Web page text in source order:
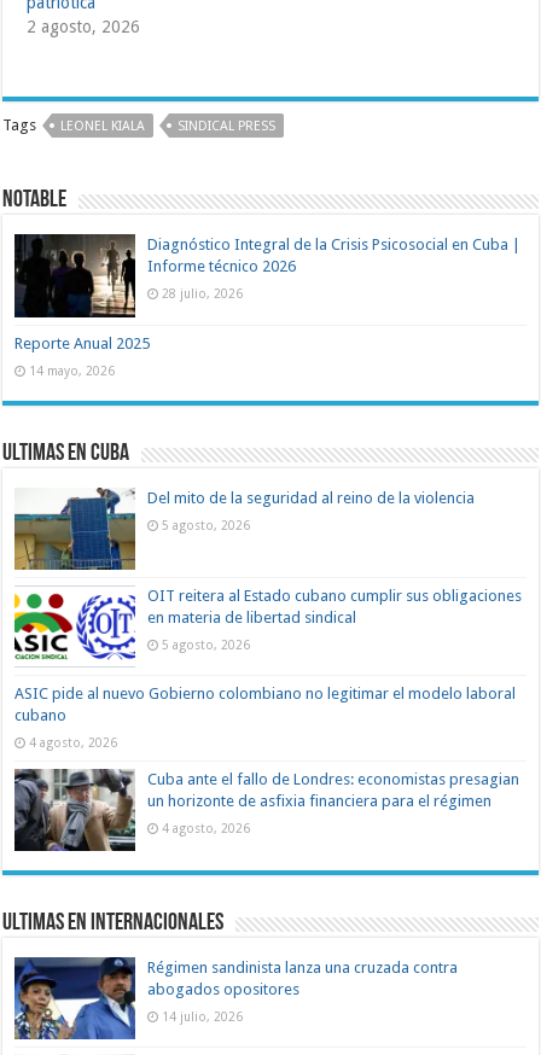
2 agosto, 2026
Tags LEONEL KIALA SINDICAL PRESS
Notable
Diagnóstico Integral de la Crisis Psicosocial en Cuba |
Informe técnico 2026
28 julio, 2026
Reporte Anual 2025
14 mayo, 2026
Ultimas en Cuba
Del mito de la seguridad al reino de la violencia
5 agosto, 2026
OIT reitera al Estado cubano cumplir sus obligaciones
en materia de libertad sindical
5 agosto, 2026
ASIC pide al nuevo Gobierno colombiano no legitimar el modelo laboral
cubano
4 agosto, 2026
Cuba ante el fallo de Londres: economistas presagian
un horizonte de asfixia financiera para el régimen
4 agosto, 2026
Ultimas en Internacionales
Régimen sandinista lanza una cruzada contra
abogados opositores
14 julio, 2026